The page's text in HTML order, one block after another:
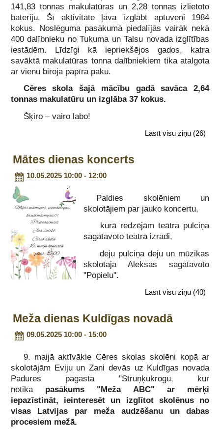
141,83 tonnas makulatūras un 2,28 tonnas izlietoto
bateriju. Šī aktivitāte ļāva izglābt aptuveni 1984
kokus. Noslēguma pasākumā piedalījās vairāk nekā
400 dalībnieku no Tukuma un Talsu novada izglītības
iestādēm. Līdzīgi kā iepriekšējos gados, katra
savāktā makulatūras tonna dalībniekiem tika atalgota
ar vienu biroja papīra paku.
Cēres skola šajā mācību gadā savāca 2,64
tonnas makulatūru un izglāba 37 kokus.
Šķiro – vairo labo!
Lasīt visu ziņu (26)
Mātes dienas koncerts
10.05.2025 10:00 - 12:00
Paldies skolēniem un
skolotājiem par jauko koncertu,
kurā redzējām teātra pulciņa
sagatavoto teātra izrādi,
deju pulciņa deju un mūzikas
skolotāja Aleksas sagatavoto
"Popielu".
Lasīt visu ziņu (40)
Meža dienas Kuldīgas novadā
09.05.2025 10:00 - 15:00
9. maijā aktīvākie Cēres skolas skolēni kopā ar
skolotājām Eviju un Zani devās uz Kuldīgas novada
Padures pagasta "Struņķukrogu, kur
notika pasākums "Meža ABC" ar mērķi
iepazīstināt, ieinteresēt un izglītot skolēnus no
visas Latvijas par meža audzēšanu un dabas
procesiem mežā.